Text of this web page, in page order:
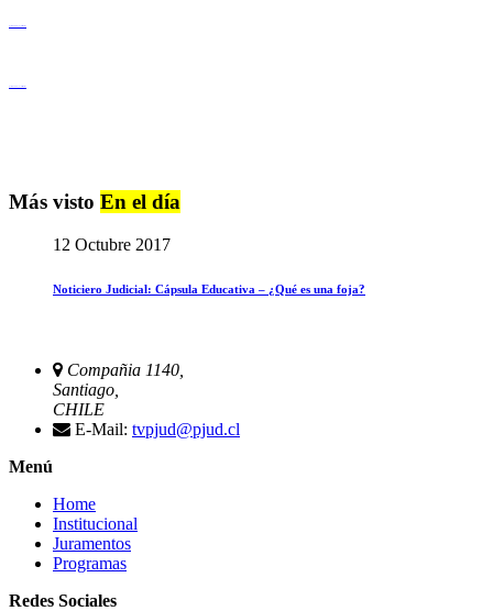
Más visto En el día
12 Octubre 2017
Noticiero Judicial: Cápsula Educativa – ¿Qué es una foja?
Compañia 1140,
Santiago,
CHILE
E-Mail: tvpjud@pjud.cl
Menú
Home
Institucional
Juramentos
Programas
Redes Sociales